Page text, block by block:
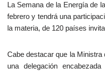
La Semana de la Energía de
febrero y tendrá una
la materia, de 120 países
Cabe destacar que la
una delegación